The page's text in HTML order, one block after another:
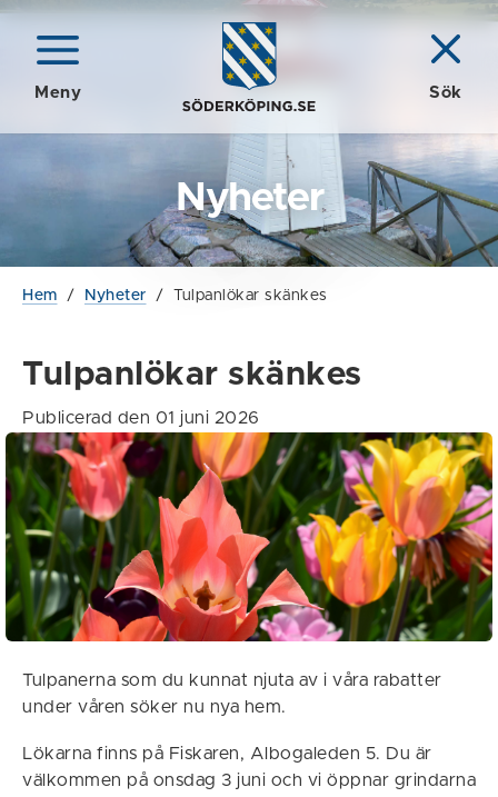
Meny Sök
Nyheter
Hem / Nyheter / Tulpanlökar skänkes
Tulpanlökar skänkes
Publicerad den 01 juni 2026
Tulpanerna som du kunnat njuta av i våra rabatter
under våren söker nu nya hem.
Lökarna finns på Fiskaren, Albogaleden 5. Du är
välkommen på onsdag 3 juni och vi öppnar grindarna